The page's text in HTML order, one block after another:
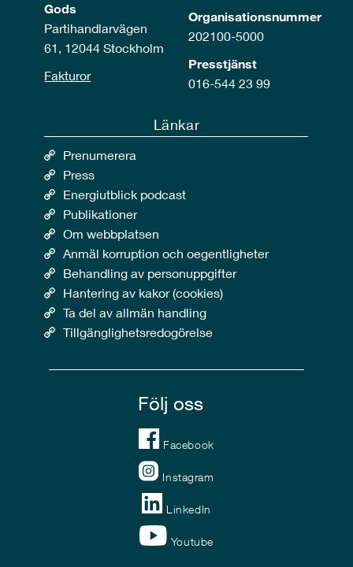
Gods
Partihandlarvägen
61, 12044 Stockholm
Fakturor
Organisationsnummer
202100-5000
Presstjänst
016-544 23 99
Länkar
Prenumerera
Press
Energiutblick podcast
Publikationer
Om webbplatsen
Anmäl korruption och oegentligheter
Behandling av personuppgifter
Hantering av kakor (cookies)
Ta del av allmän handling
Tillgänglighetsredogörelse
Följ oss
Facebook
Instagram
LinkedIn
Youtube